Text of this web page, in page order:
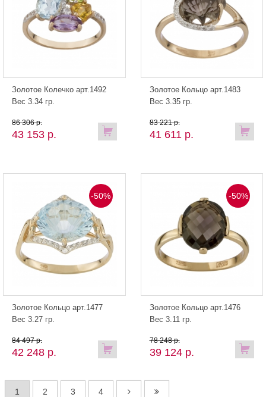
Золотое Колечко арт.1492
Вес 3.34 гр.
43 153 р.
86 306 р.
Золотое Кольцо арт.1483
Вес 3.35 гр.
41 611 р.
83 221 р.
-50%
Золотое Кольцо арт.1477
Вес 3.27 гр.
42 248 р.
84 497 р.
-50%
Золотое Кольцо арт.1476
Вес 3.11 гр.
39 124 р.
78 248 р.
1 2 3 4